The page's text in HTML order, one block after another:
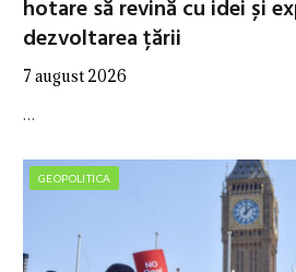
hotare să revină cu idei și
dezvoltarea țării
7 august 2026
…
GEOPOLITICA